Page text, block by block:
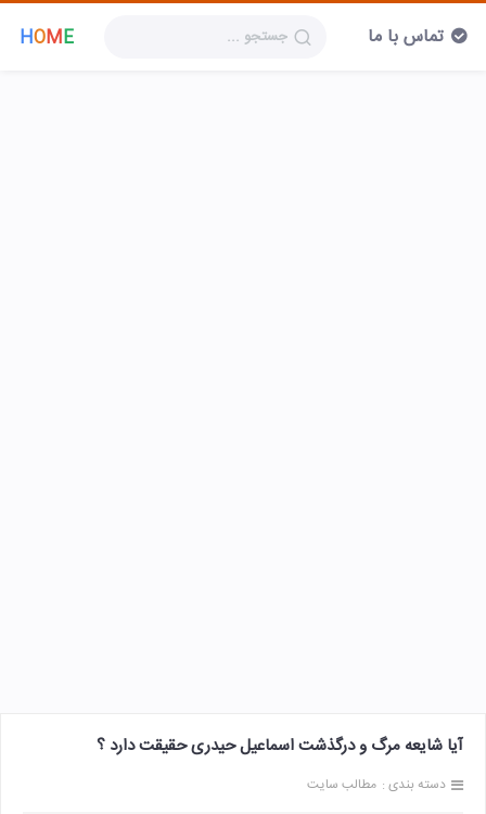
HOME تماس با ما
آیا شایعه مرگ و درگذشت اسماعیل حیدری حقیقت دارد ؟
دسته بندی : مطالب سایت